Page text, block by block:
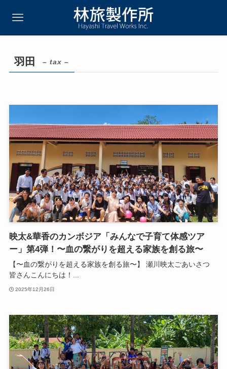
羽田 – tax –
映太&華香のカンボジア「みんなで子育て体感ツア
ー」第4弾！〜血の繋がりを超える家族を創る旅〜
【〜血の繋がりを超える家族を創る旅〜】 瀬川映太ごあいさつ
皆さんこんにちは！...
2025年12月26日